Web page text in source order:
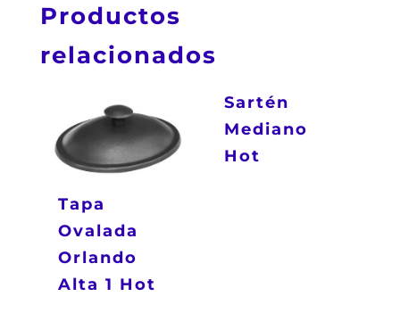
Productos
relacionados
Tapa
Ovalada
Orlando
Alta 1 Hot
Sartén
Mediano
Hot